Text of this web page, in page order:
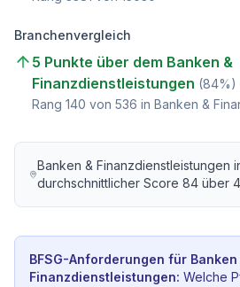
Branchenvergleich
5 Punkte über dem Banken &
Finanzdienstleistungen (84%)
Rang 140 von 536 in Banken &
Banken & Finanzdienstleistungen
durchschnittlicher Score84 über
BFSG-Anforderungen für Banken
Finanzdienstleistungen: Welche